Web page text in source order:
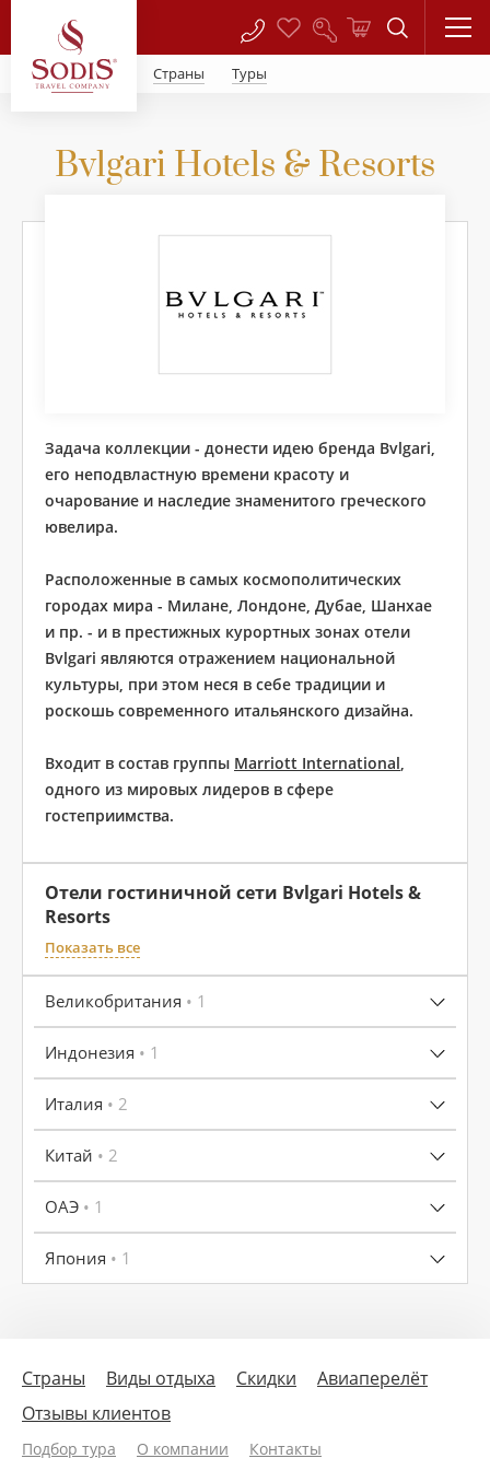
Страны Туры
Bvlgari Hotels & Resorts
Задача коллекции - донести идею бренда Bvlgari,
его неподвластную времени красоту и
очарование и наследие знаменитого греческого
ювелира.
Расположенные в самых космополитических
городах мира - Милане, Лондоне, Дубае, Шанхае
и пр. - и в престижных курортных зонах отели
Bvlgari являются отражением национальной
культуры, при этом неся в себе традиции и
роскошь современного итальянского дизайна.
Входит в состав группы Marriott International,
одного из мировых лидеров в сфере
гостеприимства.
Отели гостиничной сети Bvlgari Hotels &
Resorts
Показать все
Великобритания • 1
Индонезия • 1
Италия • 2
Китай • 2
ОАЭ • 1
Япония • 1
Страны Виды отдыха Скидки
Авиаперелёт
Отзывы клиентов
Подбор тура О компании Контакты